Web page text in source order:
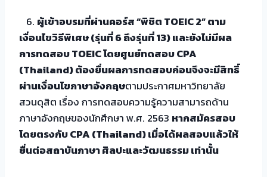
6. ผู้เข้าอบรมที่ผ่านคอร์ส “พิชิต TOEIC 2” ตาม
เงื่อนไขวิธีพิเศษ (รุ่นที่ 6 ถึงรุ่นที่ 13) และยังไม่มีผล
การทดสอบ TOEIC โดยศูนย์ทดสอบ CPA
(Thailand) ต้องยื่นผลการทดสอบก่อนจึงจะมีสิทธิ์
ผ่านเงื่อนไขภาษาอังกฤษตามประกาศมหาวิทยาลัย
สวนดุสิต เรื่อง การทดสอบความรู้ความสามารถด้าน
ภาษาอังกฤษของนักศึกษา พ.ศ. 2563 หากสมัครสอบ
โดยตรงกับ CPA (Thailand) เมื่อได้ผลสอบแล้วให้
ยื่นต่อสถาบันภาษา ศิลปะและวัฒนธรรม เท่านั้น